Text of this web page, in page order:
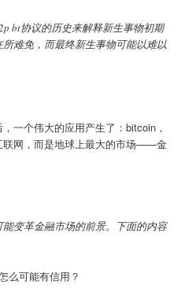
bt协议的历史来解释新生事物初期
难免，而最终新生事物可能以难以
一个伟大的应用产生了：bitcoin，
联网，而是地球上最大的市场——金
变革金融市场的前景。下面的内容
么可能有信用？